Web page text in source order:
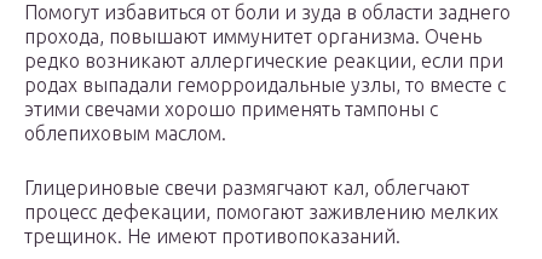
Помогут избавиться от боли и зуда в области заднего
прохода, повышают иммунитет организма. Очень
редко возникают аллергические реакции, если при
родах выпадали геморроидальные узлы, то вместе с
этими свечами хорошо применять тампоны с
облепиховым маслом.
Глицериновые свечи размягчают кал, облегчают
процесс дефекации, помогают заживлению мелких
трещинок. Не имеют противопоказаний.